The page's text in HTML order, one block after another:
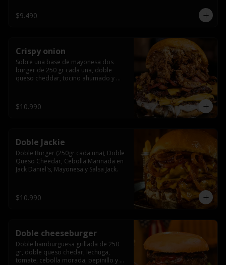
$9.490
Crispy onion
Sobre una base de mayonesa dos
burger de 250 gr cada una, doble
queso cheddar, tocino ahumado y
$10.990
Doble Jackie
Doble Burger (250gr cada una), Doble
Queso Cheedar, Cebolla Marinada en
Jack Daniel's, Mayonesa y Salsa Jack.
$10.990
Doble cheeseburger
Doble hamburguesa grillada de 250
gr, doble queso chedar, lechuga,
tomate, cebolla morada, pepinillo y